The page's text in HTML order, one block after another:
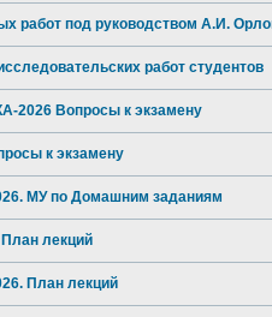
работ под руководством А.И.
работ студентов
Вопросы к экзамену
к экзамену
МУ по Домашним заданиям
лекций
План лекций